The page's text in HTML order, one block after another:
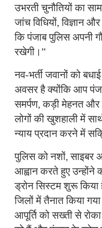
उभरती चुनौतियों का
जांच विधियों, विज्ञान
कि पंजाब पुलिस अपनी
रखेगी।”
नव-भर्ती जवानों को
अवसर है क्योंकि आप
समर्पण, कड़ी मेहनत और
लोगों की खुशहाली में
न्याय प्रदान करने में
पुलिस को नशों, साइबर
आह्वान करते हुए उन्होंने
ड्रोन सिस्टम शुरू
जिलों में तैनात किया
आपूर्ति को सख्ती से